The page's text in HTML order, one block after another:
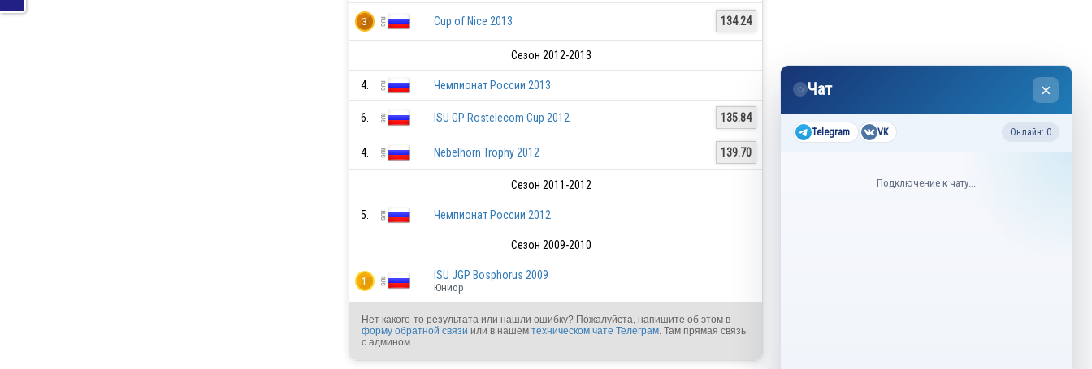
RUS
RUS
RUS
3 Cup of Nice 2013 134.24
Сезон 2012-2013
4. Чемпионат России 2013
6. ISU GP Rostelecom Cup 2012 135.84
4. Nebelhorn Trophy 2012 139.70
Сезон 2011-2012
5. Чемпионат России 2012
Сезон 2009-2010
1 ISU JGP Bosphorus 2009
Юниор
Нет какого-то результата или нашли ошибку? Пожалуйста, напишите об этом в
форму обратной связи или в нашем техническом чате Телеграм. Там прямая связь
с админом.
×
◌ Чат
Telegram VK Онлайн: 0
Подключение к чату...